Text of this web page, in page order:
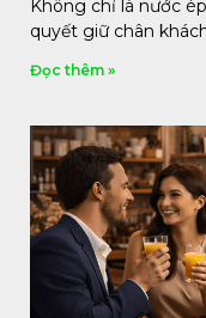
Không chỉ là nước
quyết giữ chân
Đọc thêm »